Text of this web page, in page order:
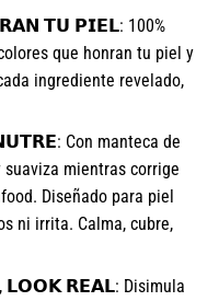
𝗧𝗨 𝗣𝗜𝗘𝗟: 100%
que honran tu piel y
ingrediente revelado,
Con manteca de
mientras corrige
Diseñado para piel
ni irrita. Calma, cubre,
𝗥𝗘𝗔𝗟: Disimula